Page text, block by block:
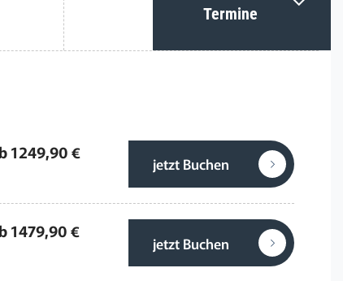
Termine
1249,90 €
jetzt Buchen
1479,90 €
jetzt Buchen